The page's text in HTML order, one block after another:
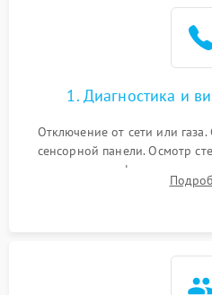
1. Диагностика и
Отключение от сети или
сенсорной панели. Осмотр
проверка конфорок на
клиента о симптомах (не